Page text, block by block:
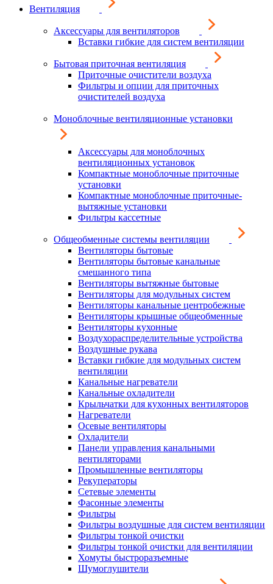
Вентиляция
Аксессуары для вентиляторов
Вставки гибкие для систем вентиляции
Бытовая приточная вентиляция
Приточные очистители воздуха
Фильтры и опции для приточных
очистителей воздуха
Моноблочные вентиляционные установки
Аксессуары для моноблочных
вентиляционных установок
Компактные моноблочные приточные
установки
Компактные моноблочные приточные-
вытяжные установки
Фильтры кассетные
Общеобменные системы вентиляции
Вентиляторы бытовые
Вентиляторы бытовые канальные
смешанного типа
Вентиляторы вытяжные бытовые
Вентиляторы для модульных систем
Вентиляторы канальные центробежные
Вентиляторы крышные общеобменные
Вентиляторы кухонные
Воздухораспределительные устройства
Воздушные рукава
Вставки гибкие для модульных систем
вентиляции
Канальные нагреватели
Канальные охладители
Крыльчатки для кухонных вентиляторов
Нагреватели
Осевые вентиляторы
Охладители
Панели управления канальными
вентиляторами
Промышленные вентиляторы
Рекуператоры
Сетевые элементы
Фасонные элементы
Фильтры
Фильтры воздушные для систем вентиляции
Фильтры тонкой очистки
Фильтры тонкой очистки для вентиляции
Хомуты быстроразъемные
Шумоглушители